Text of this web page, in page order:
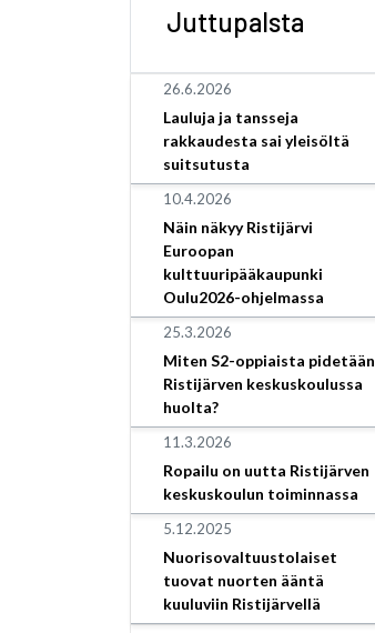
Juttupalsta
26.6.2026
Lauluja ja tansseja
rakkaudesta sai yleisöltä
suitsutusta
10.4.2026
Näin näkyy Ristijärvi
Euroopan
kulttuuripääkaupunki
Oulu2026-ohjelmassa
25.3.2026
Miten S2-oppiaista pidetään
Ristijärven keskuskoulussa
huolta?
11.3.2026
Ropailu on uutta Ristijärven
keskuskoulun toiminnassa
5.12.2025
Nuorisovaltuustolaiset
tuovat nuorten ääntä
kuuluviin Ristijärvellä